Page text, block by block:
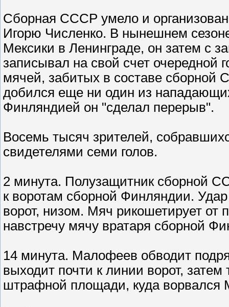
Сборная СССР умело и
Игорю Численко. В нынешнем
Мексики в Ленинграде, он затем с
записывал на свой счет очередной
мячей, забитых в составе сборной
добился еще ни один из
Финляндией он "сделал перерыв".
Восемь тысяч зрителей,
свидетелями семи голов.
2 минута. Полузащитник сборной
к воротам сборной Финляндии.
ворот, низом. Мяч рикошетирует от
навстречу мячу вратаря сборной
14 минута. Малофеев обводит
выходит почти к линии ворот,
штрафной площади, куда ворвался